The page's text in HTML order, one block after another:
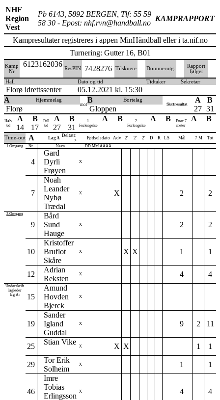
NHF
Region
Vest
Pb 6143, 5892 BERGEN, Tlf: 55 59
58 30 - Epost: nhf.rvn@handball.no
KAMPRAPPORT
Kampresultater registreres i appen MinHåndball eller i ta.nif.no
Turnering: Gutter 16, B01
Kamp
Nr
6123162036
ResPIN 7428276 Tilskuere Dommerutg.
Rapport
følger
Hall
Dato og tid Tidtaker Sekretær
Florø idrettssenter
05.12.2021 kl. 15:30
A
Hjemmelag
Florø mot
B Bortelag
Gloppen
Sluttresultat
A
27
B
31
Halv
tid
A
14
B
17
Full
tid
A
27
B
31
1.
Forlengelse
A B
2.
Forlengelse
A B
Etter 7
meter
A B
Time-out A Lag A Deltatt:
>
Fødselsdato Adv 2' 2' 2' D R LS Mål 7 M Tot
1.Omgang Nr. Navn DD.MM.ÅÅÅÅ
4
Gard
Dyrli
Frøyen
X
7
Noah
Leander
Nybø
Trædal
X X 2 2
2.Omgang
9
Bård
Sund
Hauge
X 2 2
10
Kristoffer
Bruflot
Skåre
X X X 1 1
12
Adrian
Reksten
X 4 4
Underskrift
lagleder
lag A:
15
Amund
Hovden
Bjerck
X
19
Sander
Igland
Guddal
X 9 2 11
25
Stian Vike
X X X 1 1
29
Tor Erik
Solheim
X 1 1
46
Imre
Tobias
Erlingsson
X 4 4